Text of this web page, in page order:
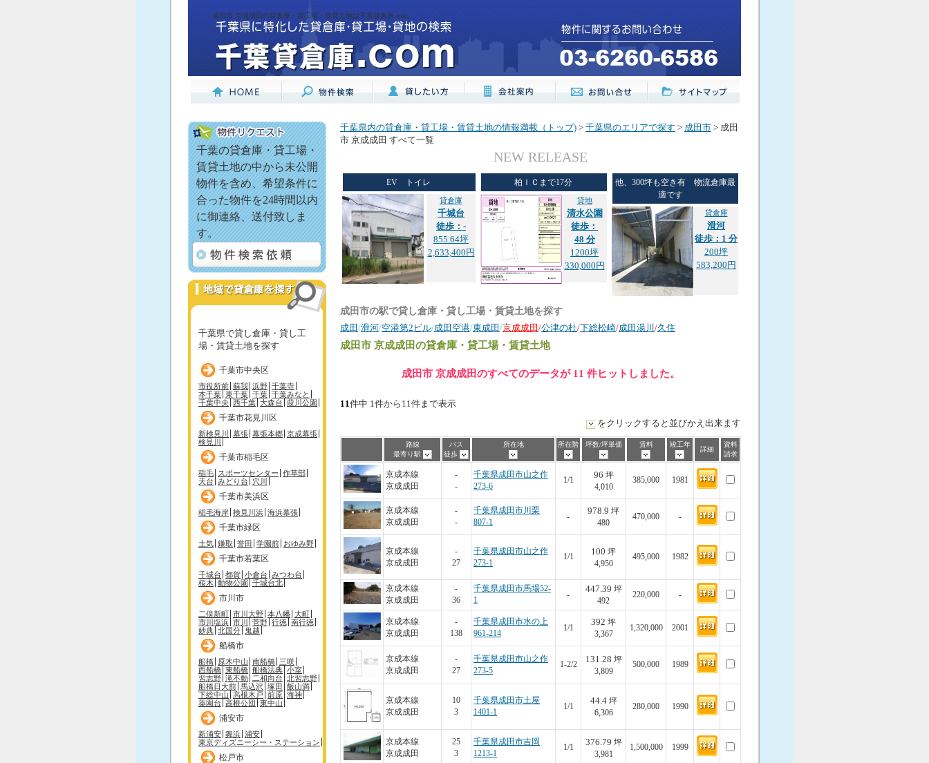
成田市 京成成田の貸倉庫・貸工場・賃貸土地は千葉貸倉庫.com。
千葉の貸倉庫・貸工場・
賃貸土地の中から未公開
物件を含め、希望条件に
合った物件を24時間以内
に御連絡、送付致しま
す。
千葉県で貸し倉庫・貸し工
場・賃貸土地を探す
千葉市中央区
市役所前 蘇我 浜野 千葉寺
本千葉 東千葉 千葉 千葉みなと
千葉中央 西千葉 大森台 葭川公園
千葉市花見川区
新検見川 幕張 幕張本郷 京成幕張
検見川
千葉市稲毛区
稲毛 スポーツセンター 作草部
天台 みどり台 穴川
千葉市美浜区
稲毛海岸 検見川浜 海浜幕張
千葉市緑区
土気 鎌取 誉田 学園前 おゆみ野
千葉市若葉区
千城台 都賀 小倉台 みつわ台
桜木 動物公園 千城台北
市川市
二俣新町 市川大野 本八幡 大町
市川塩浜 市川 菅野 行徳 南行徳
妙典 北国分 鬼越
船橋市
船橋 原木中山 南船橋 三咲
西船橋 東船橋 船橋法典 小室
習志野 滝不動 二和向台 北習志野
船橋日大前 馬込沢 塚田 飯山満
下総中山 高根木戸 前原 海神
薬園台 高根公団 東中山
浦安市
新浦安 舞浜 浦安
東京ディズニーシー・ステーション
松戸市
千葉県内の貸倉庫・貸工場・賃貸土地の情報満載（トップ) > 千葉県のエリアで探す > 成田市 > 成田
市 京成成田 すべて一覧
NEW RELEASE
EV トイレ
貸倉庫
千城台
徒歩：-
855.64坪
2,633,400円
柏ＩＣまで17分
貸地
清水公園
徒歩：
48 分
1200坪
330,000円
他、300坪も空き有 物流倉庫最
適です
貸倉庫
滑河
徒歩：1 分
200坪
583,200円
成田市の駅で貸し倉庫・貸し工場・賃貸土地を探す
成田 /滑河/空港第2ビル/成田空港/東成田 /京成成田 /公津の杜/下総松崎/成田湯川 /久住
成田市 京成成田の貸倉庫・貸工場・賃貸土地
成田市 京成成田のすべてのデータが 11 件ヒットしました。
11件中 1件から11件まで表示
をクリックすると並びかえ出来ます
路線
最寄り駅
バス
徒歩
所在地 所在階 坪数/坪単価 賃料 竣工年
詳細
資料
請求
京成本線
京成成田
-
-
千葉県成田市山之作
273-6
1/1
96 坪
4,010
385,000 1981
京成本線
京成成田
-
-
千葉県成田市川栗
807-1
-
978.9 坪
480
470,000 -
京成本線
京成成田
-
27
千葉県成田市山之作
273-1
1/1
100 坪
4,950
495,000 1982
京成本線
京成成田
-
36
千葉県成田市馬場52-
1
-
447.39 坪
492
220,000 -
京成本線
京成成田
-
138
千葉県成田市水の上
961-214
1/1
392 坪
3,367
1,320,000 2001
京成本線
京成成田
-
27
千葉県成田市山之作
273-5
1-2/2
131.28 坪
3,809
500,000 1989
京成本線
京成成田
10
3
千葉県成田市土屋
1401-1
1/1
44.4坪
6,306
280,000 1990
京成本線
京成成田
25
3
千葉県成田市吉岡
1213-1
1/1
376.79 坪
3,981
1,500,000 1999